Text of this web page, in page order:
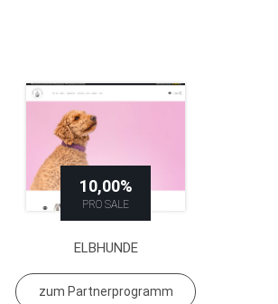
10,00%
PRO SALE
ELBHUNDE
zum Partnerprogramm